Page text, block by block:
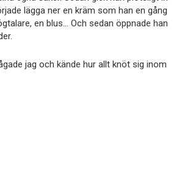
lägga ner en kräm som han en gång
en blus… Och sedan öppnade han
jag och kände hur allt knöt sig inom